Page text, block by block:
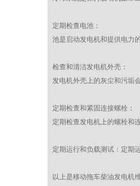
定期检查电池：
池是启动发电机和提供电力
检查和清洁发电机外壳：
发电机外壳上的灰尘和污垢
定期检查和紧固连接螺栓：
定期检查发电机上的螺栓和
定期运行和负载测试：定期
以上是移动拖车柴油发电机